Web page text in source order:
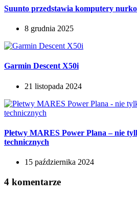
Suunto przedstawia komputery
8 grudnia 2025
Garmin Descent X50i
21 listopada 2024
Płetwy MARES Power Plana – nie
technicznych
15 października 2024
4 komentarze